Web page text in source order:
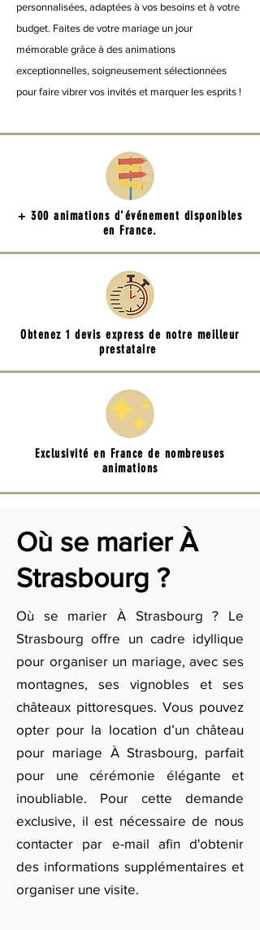
personnalisées, adaptées à vos besoins et à votre
budget. Faites de votre mariage un jour
mémorable grâce à des animations
exceptionnelles, soigneusement sélectionnées
pour faire vibrer vos invités et marquer les esprits !
+ 300 animations d'événement disponibles
en France.
Obtenez 1 devis express de notre meilleur
prestataire
Exclusivité en France de nombreuses
animations
Où se marier À
Strasbourg ?
Où se marier À Strasbourg ? Le
Strasbourg offre un cadre idyllique
pour organiser un mariage, avec ses
montagnes, ses vignobles et ses
châteaux pittoresques. Vous pouvez
opter pour la location d’un château
pour mariage À Strasbourg, parfait
pour une cérémonie élégante et
inoubliable. Pour cette demande
exclusive, il est nécessaire de nous
contacter par e-mail afin d'obtenir
des informations supplémentaires et
organiser une visite.